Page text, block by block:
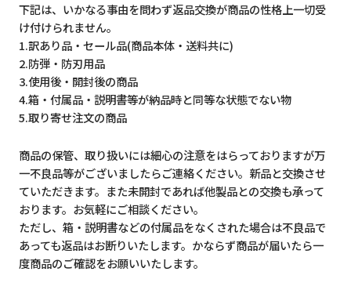
下記は、いかなる事由を問わず返品交換が商品の性格上一切受
け付けられません。
1.訳あり品・セール品(商品本体・送料共に)
2.防弾・防刃用品
3.使用後・開封後の商品
4.箱・付属品・説明書等が納品時と同等な状態でない物
5.取り寄せ注文の商品
商品の保管、取り扱いには細心の注意をはらっておりますが万
一不良品等がございましたらご連絡ください。新品と交換させ
ていただきます。また未開封であれば他製品との交換も承って
おります。お気軽にご相談ください。
ただし、箱・説明書などの付属品をなくされた場合は不良品で
あっても返品はお断りいたします。かならず商品が届いたら一
度商品のご確認をお願いいたします。